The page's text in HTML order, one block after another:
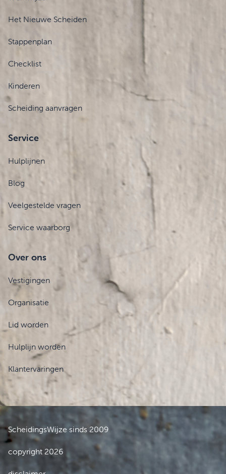
Het Nieuwe Scheiden
Stappenplan
Checklist
Kinderen
Scheiding aanvragen
Service
Hulplijnen
Blog
Veelgestelde vragen
Service waarborg
Over ons
Vestigingen
Organisatie
Lid worden
Hulplijn worden
Klantervaringen
ScheidingsWijze sinds 2009
copyright 2026